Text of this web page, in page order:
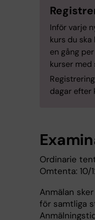
Inför varje
kurs du
en gång
kurser med
dagar efter
Ordinarie
Omtenta: 10/
Anmälan
för samtliga